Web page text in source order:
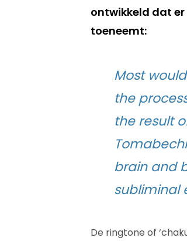
ontwikkeld dat
toeneemt:
Most
the
the result
brain and
subliminal
De ringtone of